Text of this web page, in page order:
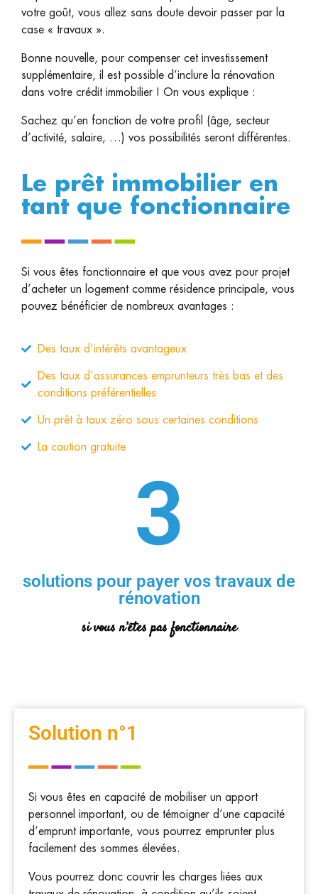
votre goût, vous allez sans doute devoir passer par la
case « travaux ».
Bonne nouvelle, pour compenser cet investissement
supplémentaire, il est possible d’inclure la rénovation
dans votre crédit immobilier ! On vous explique :
Sachez qu’en fonction de votre profil (âge, secteur
d’activité, salaire, …) vos possibilités seront différentes.
Le prêt immobilier en
tant que fonctionnaire
Si vous êtes fonctionnaire et que vous avez pour projet
d’acheter un logement comme résidence principale, vous
pouvez bénéficier de nombreux avantages :
Des taux d’intérêts avantageux
Des taux d’assurances emprunteurs très bas et des
conditions préférentielles
Un prêt à taux zéro sous certaines conditions
La caution gratuite
3
solutions pour payer vos travaux de
rénovation
si vous n’êtes pas fonctionnaire
Solution n°1
Si vous êtes en capacité de mobiliser un apport
personnel important, ou de témoigner d’une capacité
d’emprunt importante, vous pourrez emprunter plus
facilement des sommes élevées.
Vous pourrez donc couvrir les charges liées aux